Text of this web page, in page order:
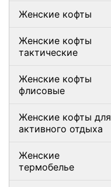
Женские кофты
Женские кофты
тактические
Женские кофты
флисовые
Женские кофты для
активного отдыха
Женские
термобелье